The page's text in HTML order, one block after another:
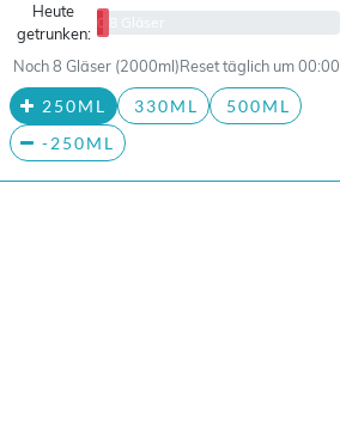
Heute
getrunken:
0/8 Gläser
Noch 8 Gläser (2000ml)Reset täglich um 00:00
250ML 330ML
500ML
-250ML